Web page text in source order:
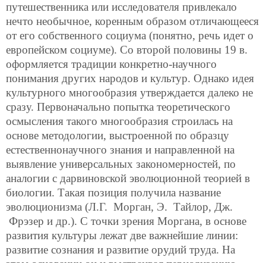
путешественника или исследователя привлекало
нечто необычное, коренным образом отличающееся
от его собственного социума (понятно, речь идет о
европейском социуме). Со второй половины 19 в.
оформляется традиции конкретно-научного
понимания других народов и культур. Однако идея
культурного многообразия утверждается далеко не
сразу. Первоначально попытка теоретического
осмысления такого многообразия строилась на
основе методологии, выстроенной по образцу
естественнонаучного знания и направленной на
выявление универсальных закономерностей, по
аналогии с дарвиновской эволюционной теорией в
биологии. Такая позиция получила название
эволюционизма (Л.Г. Морган, Э. Тайлор, Дж.
Фрэзер и др.). С точки зрения Моргана, в основе
развития культуры лежат две важнейшие линии:
развитие сознания и развитие орудий труда. На